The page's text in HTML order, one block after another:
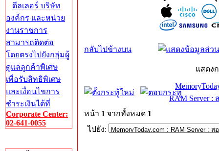
ดีลเลอร์ บริษัท
องค์กร และหน่วย
งานราชการ
สามารถติดต่อ
โดยตรงไปยังกลุ่มผู้
ดูแลลูกค้าพิเศษ
เพื่อรับสิทธิพิเศษ
และเงื่อนไขการ
ชำระเงินได้ที่
Corporate Center:
02-641-0055
กลับไปข้างบน
แสดง
RAM Server :
หน้า 1 จากทั้งหมด 1
ไปยัง: